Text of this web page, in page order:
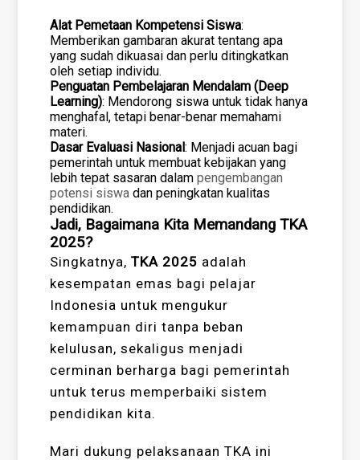
Alat Pemetaan Kompetensi Siswa:
Memberikan gambaran akurat tentang apa
yang sudah dikuasai dan perlu ditingkatkan
oleh setiap individu.
Penguatan Pembelajaran Mendalam (Deep
Learning): Mendorong siswa untuk tidak hanya
menghafal, tetapi benar-benar memahami
materi.
Dasar Evaluasi Nasional: Menjadi acuan bagi
pemerintah untuk membuat kebijakan yang
lebih tepat sasaran dalampengembangan
potensi siswa dan peningkatan kualitas
pendidikan.
Jadi, Bagaimana Kita Memandang TKA
2025?
Singkatnya,TKA 2025 adalah
kesempatan emas bagi pelajar
Indonesia untuk mengukur
kemampuan diri tanpa beban
kelulusan, sekaligus menjadi
cerminan berharga bagi pemerintah
untuk terus memperbaiki sistem
pendidikan kita.
Mari dukung pelaksanaan TKA ini